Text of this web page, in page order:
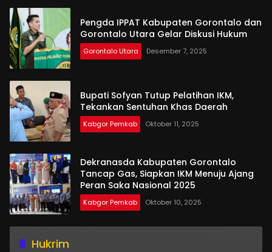
Pengda IPPAT Kabupaten Gorontalo dan
Gorontalo Utara Gelar Diskusi Hukum
Gorontalo Utara Desember 7, 2025
Bupati Sofyan Tutup Pelatihan IKM,
Tekankan Sentuhan Khas Daerah
Kabgor Pemkab Oktober 11, 2025
Dekranasda Kabupaten Gorontalo
Tancap Gas, Siapkan IKM Menuju Ajang
Peran Saka Nasional 2025
Kabgor Pemkab Oktober 10, 2025
Hukrim